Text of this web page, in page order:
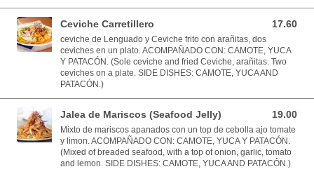
Ceviche Carretillero 17.60
17.60 USD
ceviche de Lenguado y Ceviche frito con arañitas, dos
ceviches en un plato. ACOMPAÑADO CON: CAMOTE, YUCA
Y PATACÓN. (Sole ceviche and fried Ceviche, arañitas. Two
ceviches on a plate. SIDE DISHES: CAMOTE, YUCA AND
PATACÓN.)
Jalea de Mariscos (Seafood Jelly) 19.00
19.00 USD
Mixto de mariscos apanados con un top de cebolla ajo tomate
y limon. ACOMPAÑADO CON: CAMOTE, YUCA Y PATACÓN.
(Mixed of breaded seafood, with a top of onion, garlic, tomato
and lemon. SIDE DISHES: CAMOTE, YUCA AND PATACÓN.)